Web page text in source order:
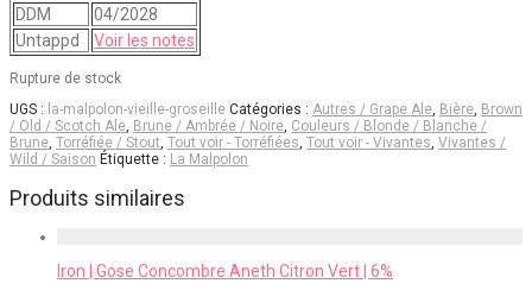
DDM
04/2028
Untappd
Voir les notes
Rupture de stock
UGS : la-malpolon-vieille-groseille Catégories : Autres / Grape Ale, Bière, Brown
/ Old / Scotch Ale, Brune / Ambrée / Noire, Couleurs / Blonde / Blanche /
Brune, Torréfiée / Stout, Tout voir - Torréfiées, Tout voir - Vivantes, Vivantes /
Wild / Saison Étiquette : La Malpolon
Produits similaires
Iron | Gose Concombre Aneth Citron Vert | 6%